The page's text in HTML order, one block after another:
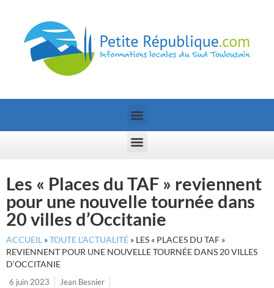
Les « Places du TAF » reviennent
pour une nouvelle tournée dans
20 villes d’Occitanie
ACCUEIL »TOUTE L’ACTUALITÉ » LES « PLACES DU TAF »
REVIENNENT POUR UNE NOUVELLE TOURNÉE DANS 20 VILLES
D’OCCITANIE
6 juin 2023
Jean Besnier